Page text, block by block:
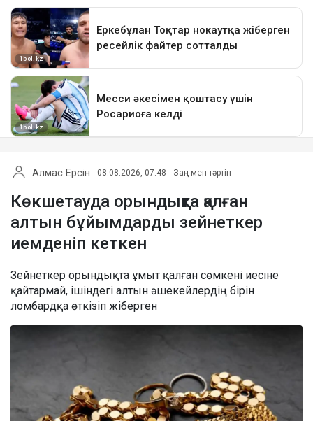
Алмас Ерсін 08.08.2026, 07:48 Заң мен тәртіп
Көкшетауда орындықта қалған
алтын бұйымдарды зейнеткер
иемденіп кеткен
Зейнеткер орындықта ұмыт қалған сөмкені иесіне
қайтармай, ішіндегі алтын әшекейлердің бірін
ломбардқа өткізіп жіберген